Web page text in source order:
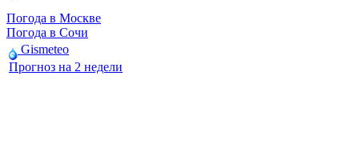
Погода в Москве
Погода в Сочи
Gismeteo
Прогноз на 2 недели